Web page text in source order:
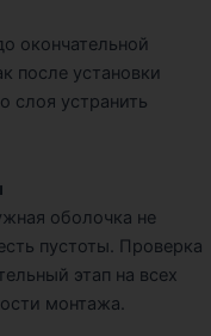
окончательной
после установки
слоя устранить
оболочка не
пустоты. Проверка
этап на всех
монтажа.